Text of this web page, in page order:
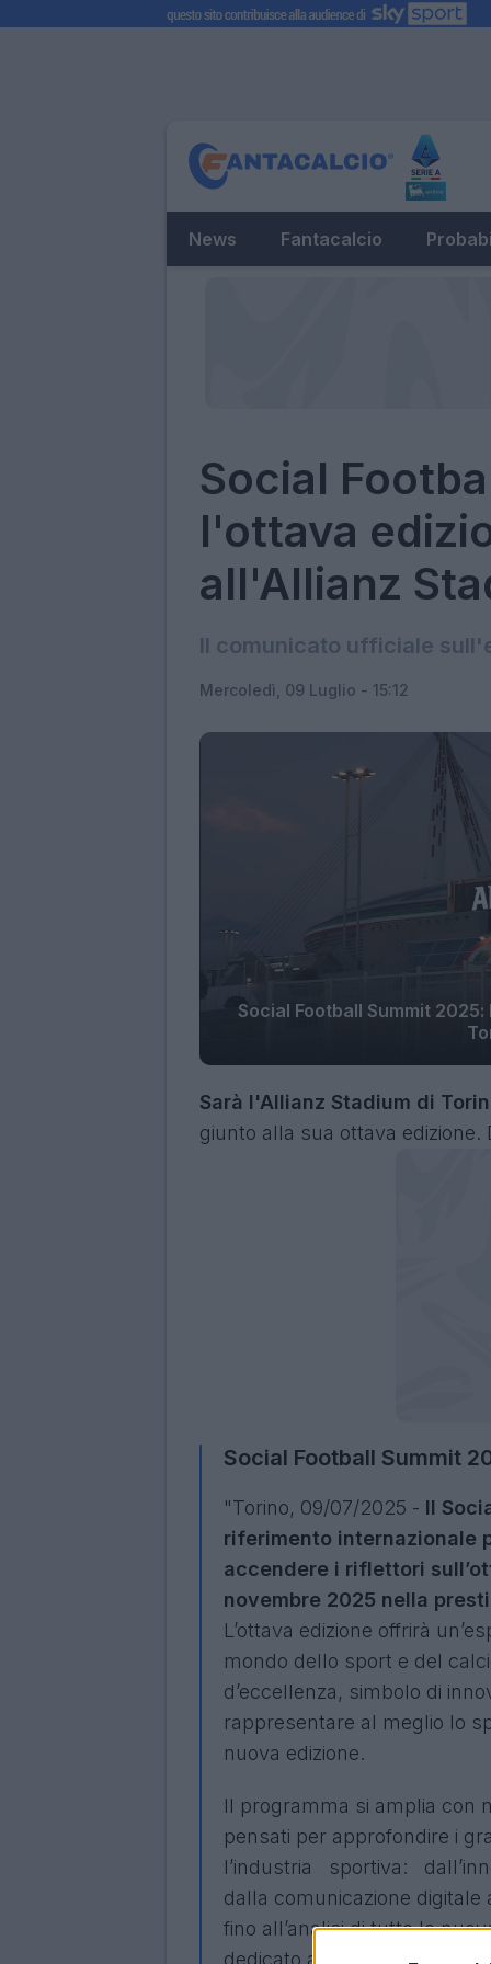
News Fantacalcio
Social
l'ottava
all'Allianz
Il comunicato ufficiale
Mercoledì, 09 Luglio - 15:12
Social Football Summit
Sarà l'Allianz Stadium di
giunto alla sua ottava
Social Football Summit
"Torino, 09/07/2025 - Il
riferimento internazionale
accendere i riflettori
novembre 2025 nella
L’ottava edizione offrirà
mondo dello sport e del
d’eccellenza, simbolo di
rappresentare al meglio lo
nuova edizione.
Il programma si amplia con
pensati per approfondire i
l’industria sportiva:
dalla comunicazione
fino all’analisi di tutte le
dedicato anche allo